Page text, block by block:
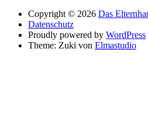
Copyright © 2026 Das
Datenschutz
Proudly powered by WordPress
Theme: Zuki von Elmastudio